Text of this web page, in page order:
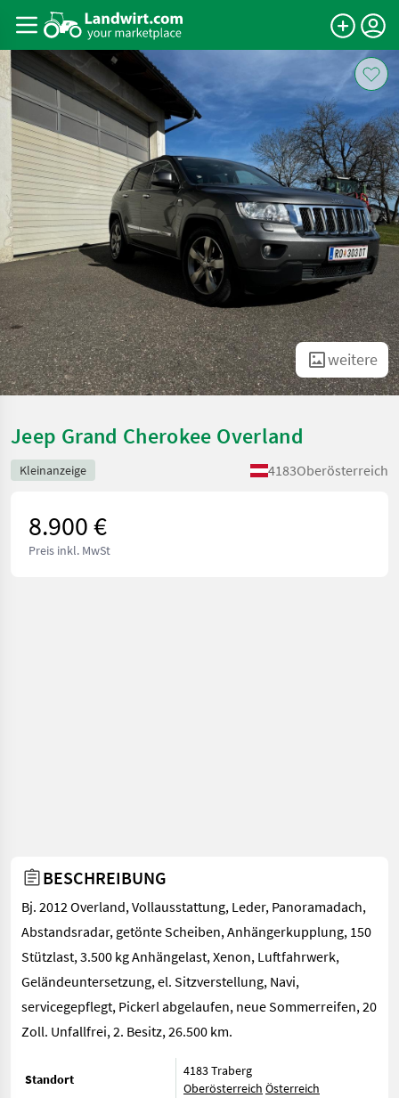
weitere
Jeep Grand Cherokee Overland
Kleinanzeige 4183Oberösterreich
8.900 €
Preis inkl. MwSt
BESCHREIBUNG
Bj. 2012 Overland, Vollausstattung, Leder, Panoramadach,
Abstandsradar, getönte Scheiben, Anhängerkupplung, 150
Stützlast, 3.500 kg Anhängelast, Xenon, Luftfahrwerk,
Geländeuntersetzung, el. Sitzverstellung, Navi,
servicegepflegt, Pickerl abgelaufen, neue Sommerreifen, 20
Zoll. Unfallfrei, 2. Besitz, 26.500 km.
Standort
4183 Traberg
Oberösterreich Österreich